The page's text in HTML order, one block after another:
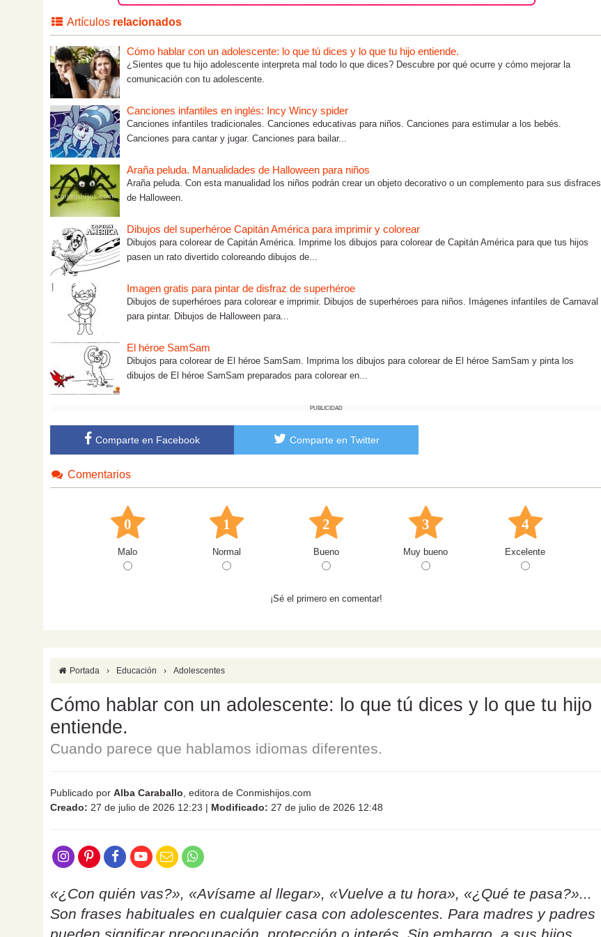
Artículos relacionados
Cómo hablar con un adolescente: lo que tú dices y lo que tu hijo entiende.
¿Sientes que tu hijo adolescente interpreta mal todo lo que dices? Descubre por qué ocurre y cómo mejorar la
comunicación con tu adolescente.
Canciones infantiles en inglés: Incy Wincy spider
Canciones infantiles tradicionales. Canciones educativas para niños. Canciones para estimular a los bebés.
Canciones para cantar y jugar. Canciones para bailar...
Araña peluda. Manualidades de Halloween para niños
Araña peluda. Con esta manualidad los niños podrán crear un objeto decorativo o un complemento para sus disfraces
de Halloween.
Dibujos del superhéroe Capitán América para imprimir y colorear
Dibujos para colorear de Capitán América. Imprime los dibujos para colorear de Capitán América para que tus hijos
pasen un rato divertido coloreando dibujos de...
Imagen gratis para pintar de disfraz de superhéroe
Dibujos de superhéroes para colorear e imprimir. Dibujos de superhéroes para niños. Imágenes infantiles de Carnaval
para pintar. Dibujos de Halloween para...
El héroe SamSam
Dibujos para colorear de El héroe SamSam. Imprima los dibujos para colorear de El héroe SamSam y pinta los
dibujos de El héroe SamSam preparados para colorear en...
PUBLICIDAD
Comparte en Facebook Comparte en Twitter
Comentarios
0
Malo
1
Normal
2
Bueno
3
Muy bueno
4
Excelente
¡Sé el primero en comentar!
Portada › Educación › Adolescentes
Cómo hablar con un adolescente: lo que tú dices y lo que tu hijo
entiende.
Cuando parece que hablamos idiomas diferentes.
Publicado por Alba Caraballo , editora de Conmishijos.com
Creado: 27 de julio de 2026 12:23 | Modificado: 27 de julio de 2026 12:48
«¿Con quién vas?», «Avísame al llegar», «Vuelve a tu hora», «¿Qué te pasa?»...
Son frases habituales en cualquier casa con adolescentes. Para madres y padres
pueden significar preocupación, protección o interés. Sin embargo, a sus hijos